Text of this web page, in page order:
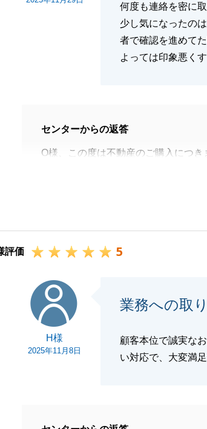
閉
何度も連絡を密に
少し気になったの
者で確認を進めて
よっては印象悪く
センターからの返答
O様、この度は不動産のご購入につ
ご契約からお引渡しまでの手続きを
お引渡しを迎えることができました
とでもお気軽にお声掛けくださいま
用いただき、誠にありがとうございま
今後ともどうぞよろしくお願い申し
評価 5
H様
2025年11月8日
業務への取
顧客本位で誠実な
い対応で、大変満足